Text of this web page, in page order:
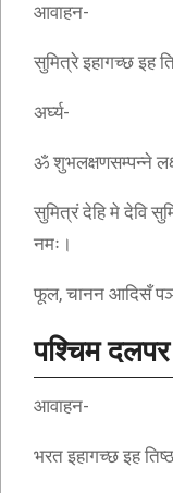
आवाहन-
सुमित्रे इहागच्छ इह
अर्घ्य-
ॐ शुभलक्षणसम्पन्ने
सुमित्रं देहि मे देवि
नमः।
फूल, चानन आदिसँ
पश्चिम
आवाहन-
भरत इहागच्छ इह